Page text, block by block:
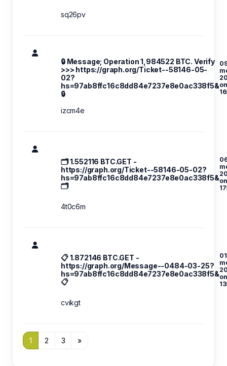
sq26pv
🔒 Message; Operation 1,984522 BTC. Verify
>>> https://graph.org/Ticket--58146-05-
02?
hs=97ab8ffc16c8dd84e7237e8e0ac338f5&
🔒
izcm4e
🗂 1.552116 BTC.GET -
https://graph.org/Ticket--58146-05-02?
hs=97ab8ffc16c8dd84e7237e8e0ac338f5&
🗂
4t0c6m
📋 1.872146 BTC.GET -
https://graph.org/Message--0484-03-25?
hs=97ab8ffc16c8dd84e7237e8e0ac338f5&
📋
cvikgt
1 2 3 »